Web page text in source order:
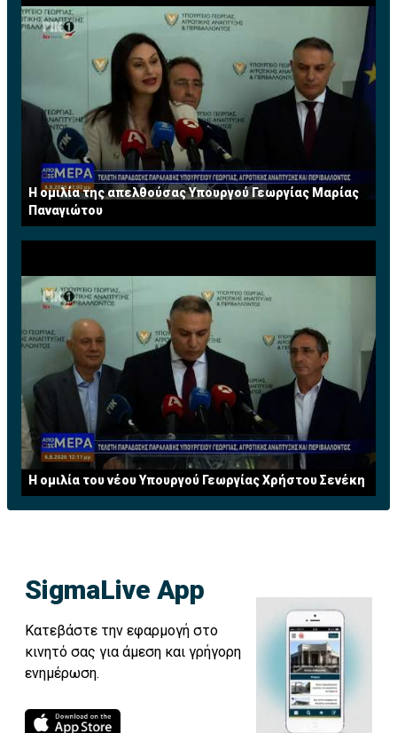
Η ομιλία της απελθούσας Υπουργού Γεωργίας Μαρίας
Παναγιώτου
Η ομιλία του νέου Υπουργού Γεωργίας Χρήστου Σενέκη
SigmaLive App
Κατεβάστε την εφαρμογή στο
κινητό σας για άμεση και γρήγορη
ενημέρωση.